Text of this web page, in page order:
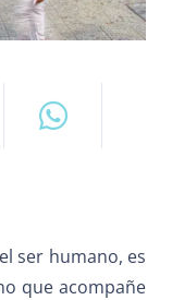
ser humano, es
que acompañe